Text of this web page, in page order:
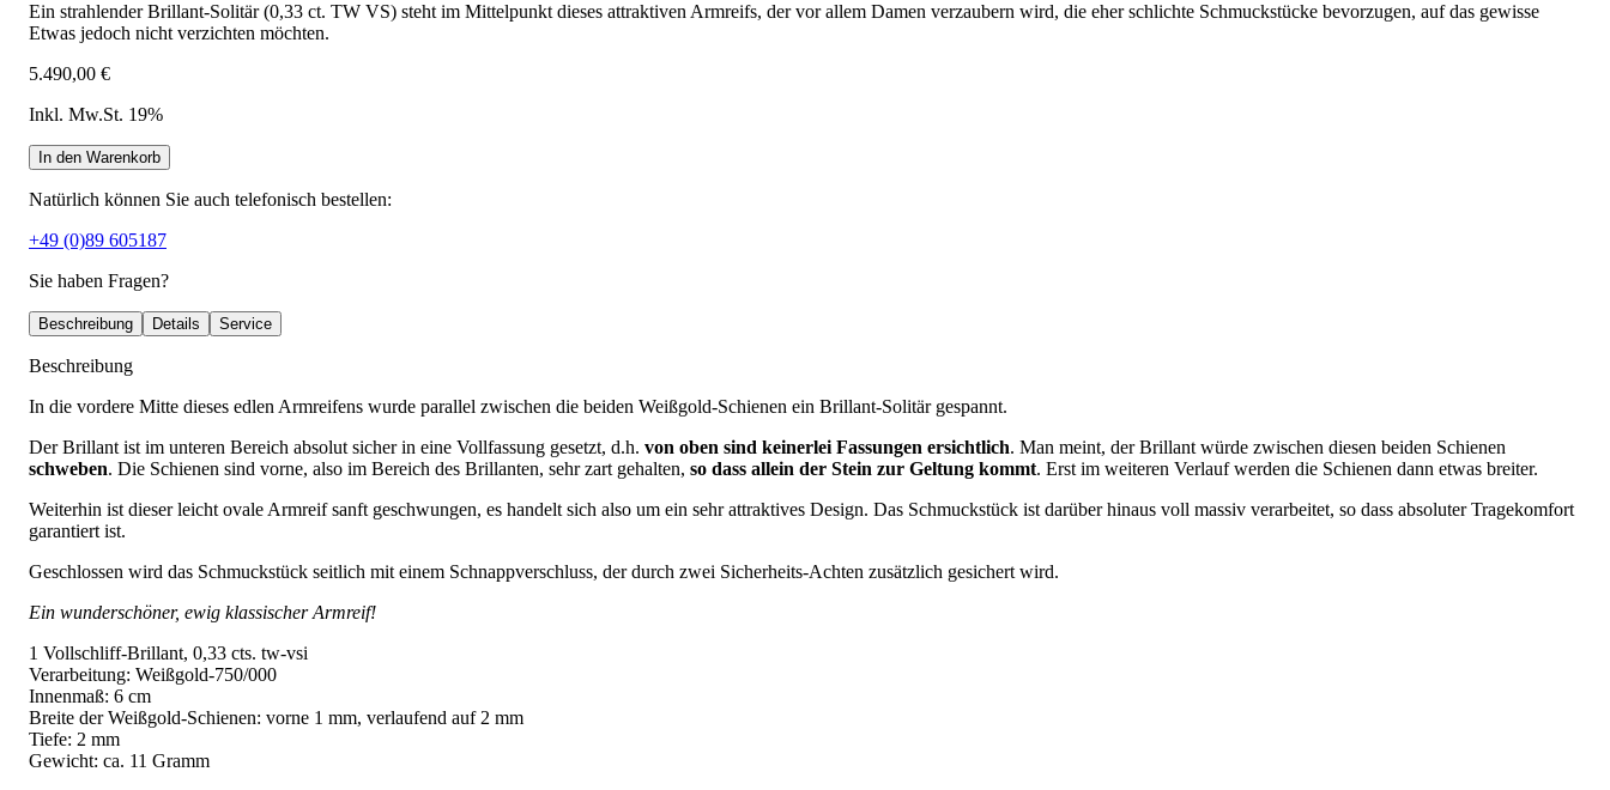
Ein strahlender Brillant-Solitär (0,33 ct. TW VS) steht im Mittelpunkt dieses attraktiven Armreifs, der vor allem Damen verzaubern wird, die eher schlichte Schmuckstücke bevorzugen, auf das gewisse
Etwas jedoch nicht verzichten möchten.
5.490,00 €
Inkl. Mw.St. 19%
In den Warenkorb
Natürlich können Sie auch telefonisch bestellen:
+49 (0)89 605187
Sie haben Fragen?
Beschreibung Details Service
Beschreibung
In die vordere Mitte dieses edlen Armreifens wurde parallel zwischen die beiden Weißgold-Schienen ein Brillant-Solitär gespannt.
Der Brillant ist im unteren Bereich absolut sicher in eine Vollfassung gesetzt, d.h. von oben sind keinerlei Fassungen ersichtlich. Man meint, der Brillant würde zwischen diesen beiden Schienen
schweben. Die Schienen sind vorne, also im Bereich des Brillanten, sehr zart gehalten, so dass allein der Stein zur Geltung kommt. Erst im weiteren Verlauf werden die Schienen dann etwas breiter.
Weiterhin ist dieser leicht ovale Armreif sanft geschwungen, es handelt sich also um ein sehr attraktives Design. Das Schmuckstück ist darüber hinaus voll massiv verarbeitet, so dass absoluter Tragekomfort
garantiert ist.
Geschlossen wird das Schmuckstück seitlich mit einem Schnappverschluss, der durch zwei Sicherheits-Achten zusätzlich gesichert wird.
Ein wunderschöner, ewig klassischer Armreif!
1 Vollschliff-Brillant, 0,33 cts. tw-vsi
Verarbeitung: Weißgold-750/000
Innenmaß: 6 cm
Breite der Weißgold-Schienen: vorne 1 mm, verlaufend auf 2 mm
Tiefe: 2 mm
Gewicht: ca. 11 Gramm